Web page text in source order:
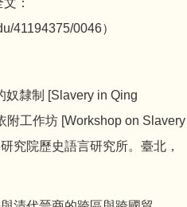
：
41194375/0046）
隸制 [Slavery in Qing
附工作坊 [Workshop on Slavery
究院歷史語言研究所。臺北，